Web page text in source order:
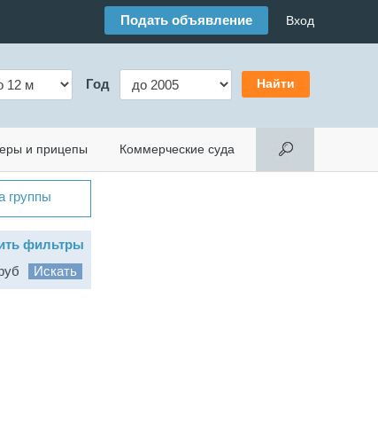
Подать объявление Вход
Год
и прицепы Коммерческие суда
группы
фильтры